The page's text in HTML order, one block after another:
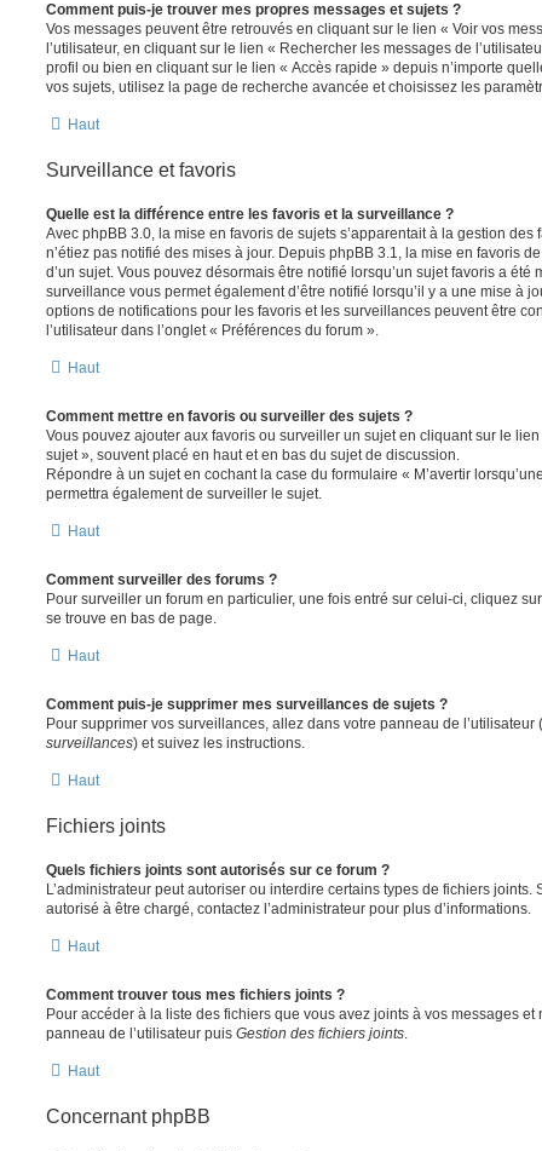
Comment puis-je trouver mes propres messages et sujets ?
Vos messages peuvent être retrouvés en cliquant sur le lien « Voir vos
l’utilisateur, en cliquant sur le lien « Rechercher les messages de
profil ou bien en cliquant sur le lien « Accès rapide » depuis n’importe
vos sujets, utilisez la page de recherche avancée et choisissez les
Haut
Surveillance et favoris
Quelle est la différence entre les favoris et la surveillance ?
Avec phpBB 3.0, la mise en favoris de sujets s’apparentait à la gestion des
n’étiez pas notifié des mises à jour. Depuis phpBB 3.1, la mise en favoris
d’un sujet. Vous pouvez désormais être notifié lorsqu’un sujet favoris a été
surveillance vous permet également d’être notifié lorsqu’il y a une mise à
options de notifications pour les favoris et les surveillances peuvent être
l’utilisateur dans l’onglet « Préférences du forum ».
Haut
Comment mettre en favoris ou surveiller des sujets ?
Vous pouvez ajouter aux favoris ou surveiller un sujet en cliquant sur le
sujet », souvent placé en haut et en bas du sujet de discussion.
Répondre à un sujet en cochant la case du formulaire « M’avertir
permettra également de surveiller le sujet.
Haut
Comment surveiller des forums ?
Pour surveiller un forum en particulier, une fois entré sur celui-ci, cliquez
se trouve en bas de page.
Haut
Comment puis-je supprimer mes surveillances de sujets ?
Pour supprimer vos surveillances, allez dans votre panneau de
surveillances) et suivez les instructions.
Haut
Fichiers joints
Quels fichiers joints sont autorisés sur ce forum ?
L’administrateur peut autoriser ou interdire certains types de fichiers joints.
autorisé à être chargé, contactez l’administrateur pour plus d’informations.
Haut
Comment trouver tous mes fichiers joints ?
Pour accéder à la liste des fichiers que vous avez joints à vos messages
panneau de l’utilisateur puis Gestion des fichiers joints.
Haut
Concernant phpBB